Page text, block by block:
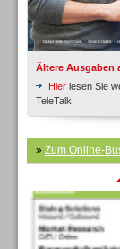
Ältere Ausgaben
Hier lesen Sie
TeleTalk.
» Zum Online-
Inbound